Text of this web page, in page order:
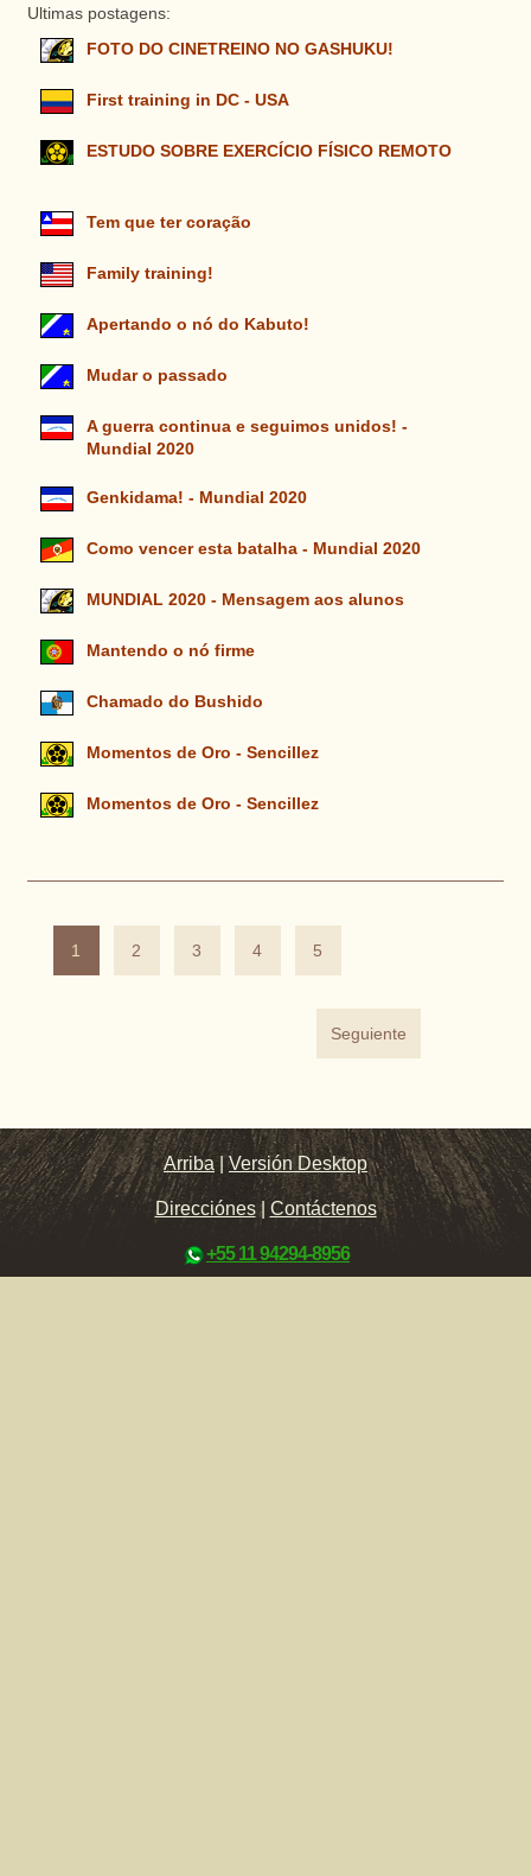
Ultimas postagens:
FOTO DO CINETREINO NO GASHUKU!
First training in DC - USA
ESTUDO SOBRE EXERCÍCIO FÍSICO REMOTO
Tem que ter coração
Family training!
Apertando o nó do Kabuto!
Mudar o passado
A guerra continua e seguimos unidos! -
Mundial 2020
Genkidama! - Mundial 2020
Como vencer esta batalha - Mundial 2020
MUNDIAL 2020 - Mensagem aos alunos
Mantendo o nó firme
Chamado do Bushido
Momentos de Oro - Sencillez
Momentos de Oro - Sencillez
1 2 3 4 5
Seguiente
Arriba |Versión Desktop
Direcciónes| Contáctenos
+55 11 94294-8956